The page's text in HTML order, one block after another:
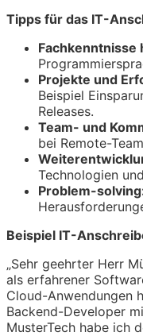
Tipps für das IT-
Fachkenntnisse
Projekte und
Beispiel
Releases.
Team- und
bei Remote-
Technologien
Problem-
Beispiel IT-
„Sehr geehrter Herr
als erfahrener
Cloud-Anwendungen
Backend-Developer
MusterTech habe ich